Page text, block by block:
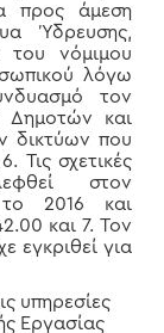
προς άμεση
Ύδρευσης,
του νόμιμου
λόγω
τον
Δημοτών και
δικτύων που
Τις σχετικές
στον
2016 και
και 7. Τον
εγκριθεί για
υπηρεσίες
Εργασίας